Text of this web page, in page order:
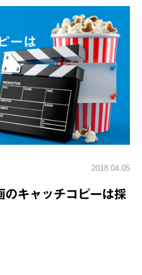
2018.04.05
キャッチコピーは採